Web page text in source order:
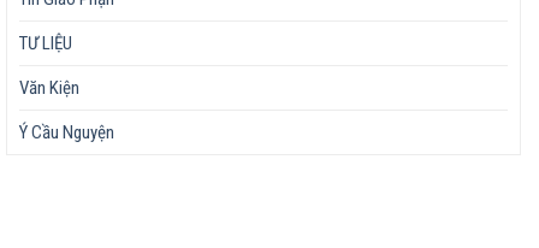
TƯ LIỆU
Văn Kiện
Ý Cầu Nguyện